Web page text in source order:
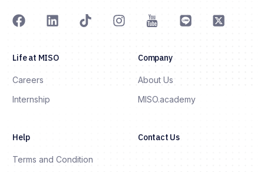
Life at MISO
Careers
Internship
Company
About Us
MISO.academy
Help
Terms and Condition
Contact Us